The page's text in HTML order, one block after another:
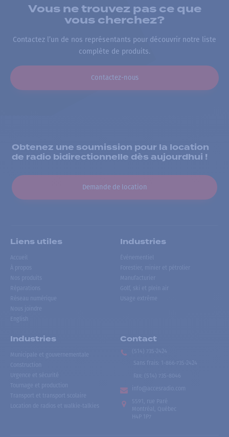
Vous ne trouvez pas ce que
vous cherchez?
Contactez l’un de nos représentants pour découvrir notre liste
complète de produits.
Contactez-nous
Obtenez une soumission pour la location
de radio bidirectionnelle dès aujourdhui !
Demande de location
Liens utiles
Accueil
À propos
Nos produits
Réparations
Réseau numérique
Nous joindre
English
Industries
Événementiel
Forestier, minier et pétrolier
Manufacturier
Golf, ski et plein air
Usage extrême
Industries
Municipale et gouvernementale
Construction
Urgence et sécurité
Tournage et production
Transport et transport scolaire
Location de radios et walkie-talkies
Contact
(514) 735-2424
Sans frais
1-866-735-2424
Fax:
(514) 735-8046
info@accesradio.com
5591, rue Paré
Montréal, Québec
H4P 1P7